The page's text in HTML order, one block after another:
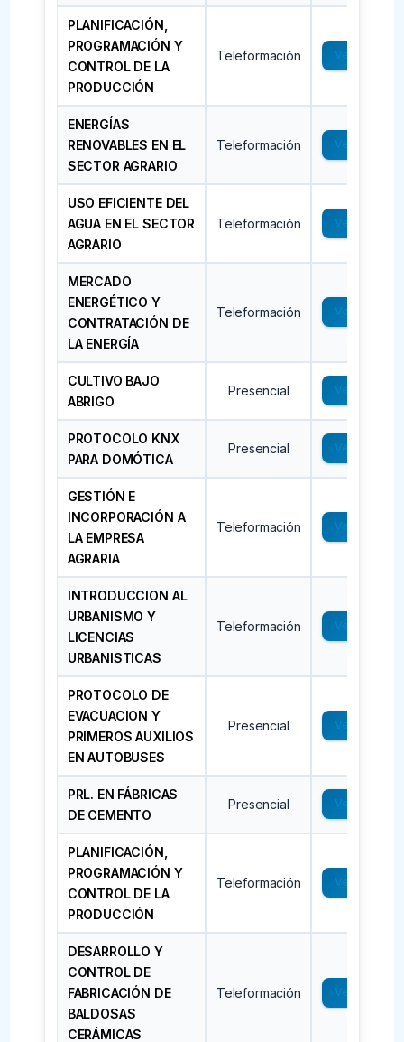
PLANIFICACIÓN,
PROGRAMACIÓN Y
CONTROL DE LA
PRODUCCIÓN
Teleformación Ver →
ENERGÍAS
RENOVABLES EN EL
SECTOR AGRARIO
Teleformación Ver →
USO EFICIENTE DEL
AGUA EN EL SECTOR
AGRARIO
Teleformación Ver →
MERCADO
ENERGÉTICO Y
CONTRATACIÓN DE
LA ENERGÍA
Teleformación Ver →
CULTIVO BAJO
ABRIGO
Presencial Ver →
PROTOCOLO KNX
PARA DOMÓTICA
Presencial Ver →
GESTIÓN E
INCORPORACIÓN A
LA EMPRESA
AGRARIA
Teleformación Ver →
INTRODUCCION AL
URBANISMO Y
LICENCIAS
URBANISTICAS
Teleformación Ver →
PROTOCOLO DE
EVACUACION Y
PRIMEROS AUXILIOS
EN AUTOBUSES
Presencial Ver →
PRL. EN FÁBRICAS
DE CEMENTO
Presencial Ver →
PLANIFICACIÓN,
PROGRAMACIÓN Y
CONTROL DE LA
PRODUCCIÓN
Teleformación Ver →
DESARROLLO Y
CONTROL DE
FABRICACIÓN DE
BALDOSAS
CERÁMICAS
Teleformación Ver →